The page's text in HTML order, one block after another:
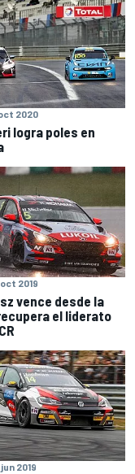
2020
logra poles en
2019
vence desde la
el liderato
2019